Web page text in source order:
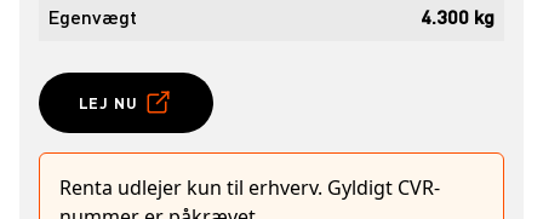
Egenvægt
4.300 kg
LEJ NU
Renta udlejer kun til erhverv. Gyldigt CVR-